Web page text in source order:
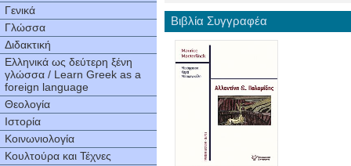
Γενικά
Γλώσσα
Διδακτική
Ελληνικά ως δεύτερη ξένη
γλώσσα / Learn Greek as a
foreign language
Θεολογία
Ιστορία
Κοινωνιολογία
Κουλτούρα και Τέχνες
Βιβλία Συγγραφέα